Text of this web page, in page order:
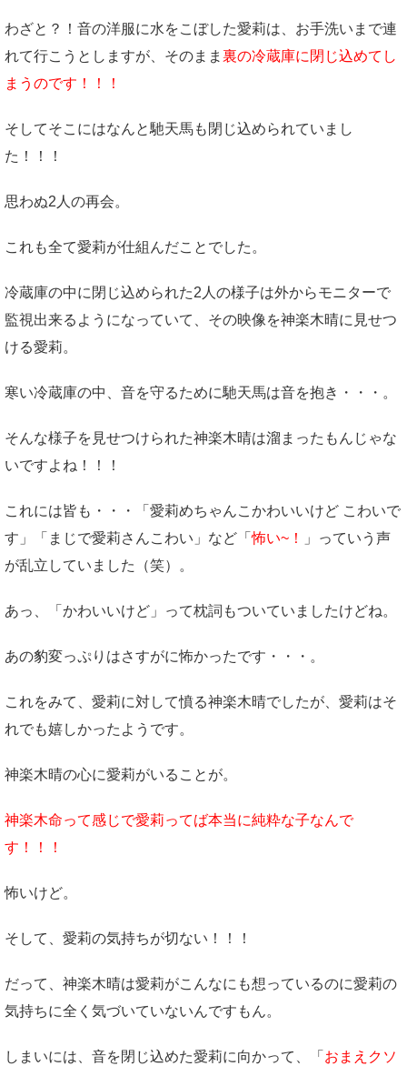
わざと？！音の洋服に水をこぼした愛莉は、お手洗いまで連
れて行こうとしますが、そのまま 裏の冷蔵庫に閉じ込めてし
まうのです！！！
そしてそこにはなんと馳天馬も閉じ込められていまし
た！！！
思わぬ2人の再会。
これも全て愛莉が仕組んだことでした。
冷蔵庫の中に閉じ込められた2人の様子は外からモニターで
監視出来るようになっていて、その映像を神楽木晴に見せつ
ける愛莉。
寒い冷蔵庫の中、音を守るために馳天馬は音を抱き・・・。
そんな様子を見せつけられた神楽木晴は溜まったもんじゃな
いですよね！！！
これには皆も・・・「愛莉めちゃんこかわいいけど こわいで
す」「まじで愛莉さんこわい」など「怖い~！
」っていう声
が乱立していました（笑）。
あっ、「かわいいけど」って枕詞もついていましたけどね。
あの豹変っぷりはさすがに怖かったです・・・。
これをみて、愛莉に対して憤る神楽木晴でしたが、愛莉はそ
れでも嬉しかったようです。
神楽木晴の心に愛莉がいることが。
神楽木命って感じで愛莉ってば本当に純粋な子なんで
す！！！
怖いけど。
そして、愛莉の気持ちが切ない！！！
だって、神楽木晴は愛莉がこんなにも想っているのに愛莉の
気持ちに全く気づいていないんですもん。
しまいには、音を閉じ込めた愛莉に向かって、「 おまえクソ